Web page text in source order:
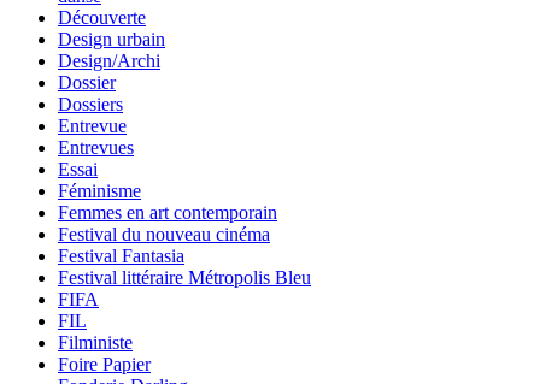
Découverte
Design urbain
Design/Archi
Dossier
Dossiers
Entrevue
Entrevues
Essai
Féminisme
Femmes en art contemporain
Festival du nouveau cinéma
Festival Fantasia
Festival littéraire Métropolis Bleu
FIFA
FIL
Filministe
Foire Papier